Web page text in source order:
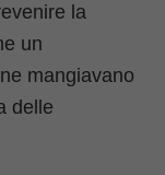
la
un
mangiavano
delle